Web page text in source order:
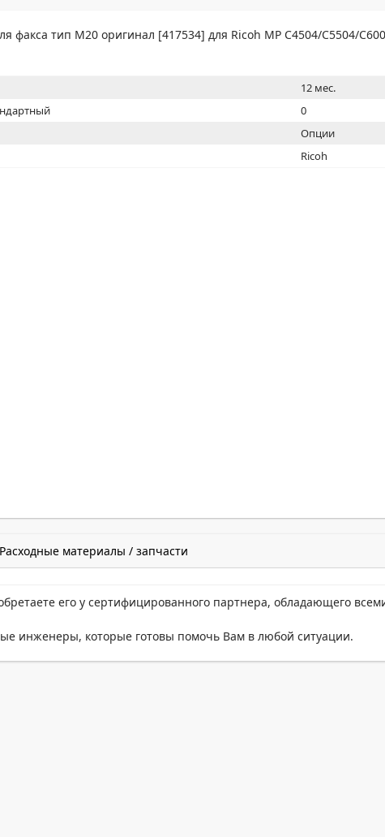
факса тип M20 оригинал [417534] для Ricoh MP C4504/C5504/
12 мес.
0
Опции
Ricoh
Расходные материалы / запчасти
его у сертифицированного партнера, обладающего
инженеры, которые готовы помочь Вам в любой ситуации.